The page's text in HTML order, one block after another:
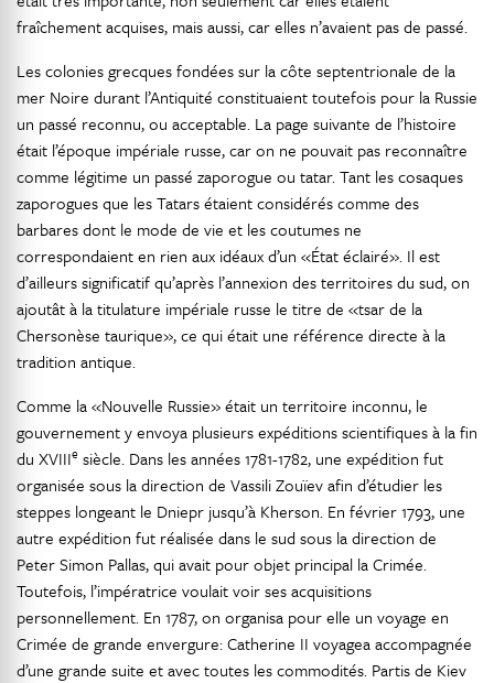
fraîchement acquises, mais aussi, car elles n’avaient pas de passé.
Les colonies grecques fondées sur la côte septentrionale de la
mer Noire durant l’Antiquité constituaient toutefois pour la Russie
un passé reconnu, ou acceptable. La page suivante de l’histoire
était l’époque impériale russe, car on ne pouvait pas reconnaître
comme légitime un passé zaporogue ou tatar. Tant les cosaques
zaporogues que les Tatars étaient considérés comme des
barbares dont le mode de vie et les coutumes ne
correspondaient en rien aux idéaux d’un «État éclairé». Il est
d’ailleurs significatif qu’après l’annexion des territoires du sud, on
ajoutât à la titulature impériale russe le titre de «tsar de la
Chersonèse taurique», ce qui était une référence directe à la
tradition antique.
Comme la «Nouvelle Russie» était un territoire inconnu, le
gouvernement y envoya plusieurs expéditions scientifiques à la fin
du XVIIIe siècle. Dans les années 1781-1782, une expédition fut
organisée sous la direction de Vassili Zouïev afin d’étudier les
steppes longeant le Dniepr jusqu’à Kherson. En février 1793, une
autre expédition fut réalisée dans le sud sous la direction de
Peter Simon Pallas, qui avait pour objet principal la Crimée.
Toutefois, l’impératrice voulait voir ses acquisitions
personnellement. En 1787, on organisa pour elle un voyage en
Crimée de grande envergure: Catherine II voyagea accompagnée
d’une grande suite et avec toutes les commodités. Partis de Kiev